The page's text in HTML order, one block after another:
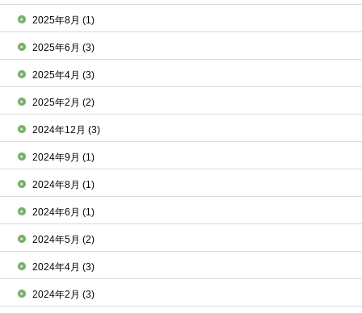
2025年8月(1)
2025年6月(3)
2025年4月(3)
2025年2月(2)
2024年12月(3)
2024年9月(1)
2024年8月(1)
2024年6月(1)
2024年5月(2)
2024年4月(3)
2024年2月(3)